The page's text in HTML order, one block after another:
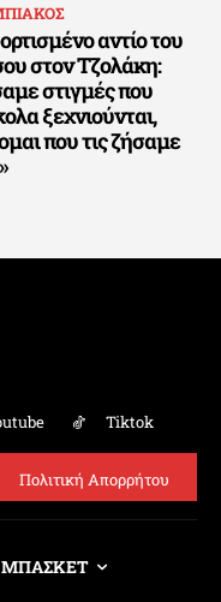
αντίο του
στον Τζολάκη:
στιγμές που
ξεχνιούνται,
που τις ζήσαμε
Tiktok
Πολιτική Απορρήτου
ΜΠΑΣΚΕΤ